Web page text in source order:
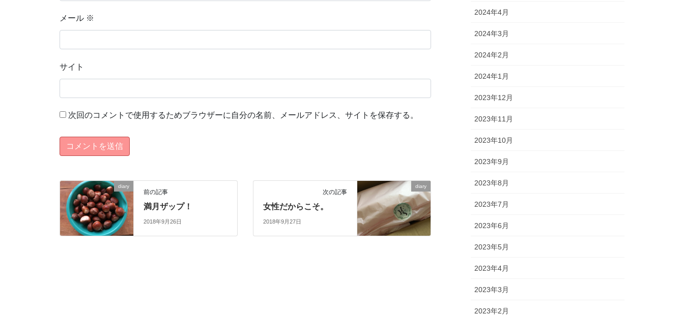
メール ※
サイト
次回のコメントで使用するためブラウザーに自分の名前、メールアドレス、サイトを保存する。
diary
前の記事
満月ザップ！
2018年9月26日
diary
次の記事
女性だからこそ。
2018年9月27日
2024年4月
2024年3月
2024年2月
2024年1月
2023年12月
2023年11月
2023年10月
2023年9月
2023年8月
2023年7月
2023年6月
2023年5月
2023年4月
2023年3月
2023年2月